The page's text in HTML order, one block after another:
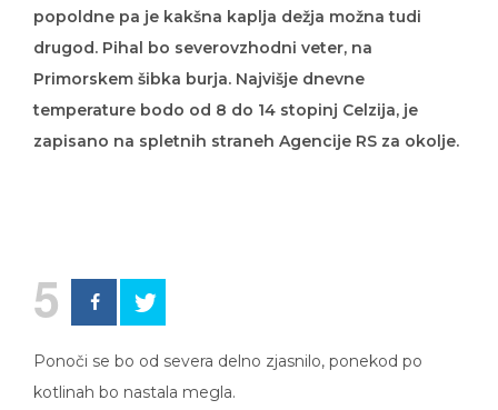
popoldne pa je kakšna kaplja dežja možna tudi
drugod. Pihal bo severovzhodni veter, na
Primorskem šibka burja. Najvišje dnevne
temperature bodo od 8 do 14 stopinj Celzija, je
zapisano na spletnih straneh Agencije RS za okolje.
5
Ponoči se bo od severa delno zjasnilo, ponekod po
kotlinah bo nastala megla.